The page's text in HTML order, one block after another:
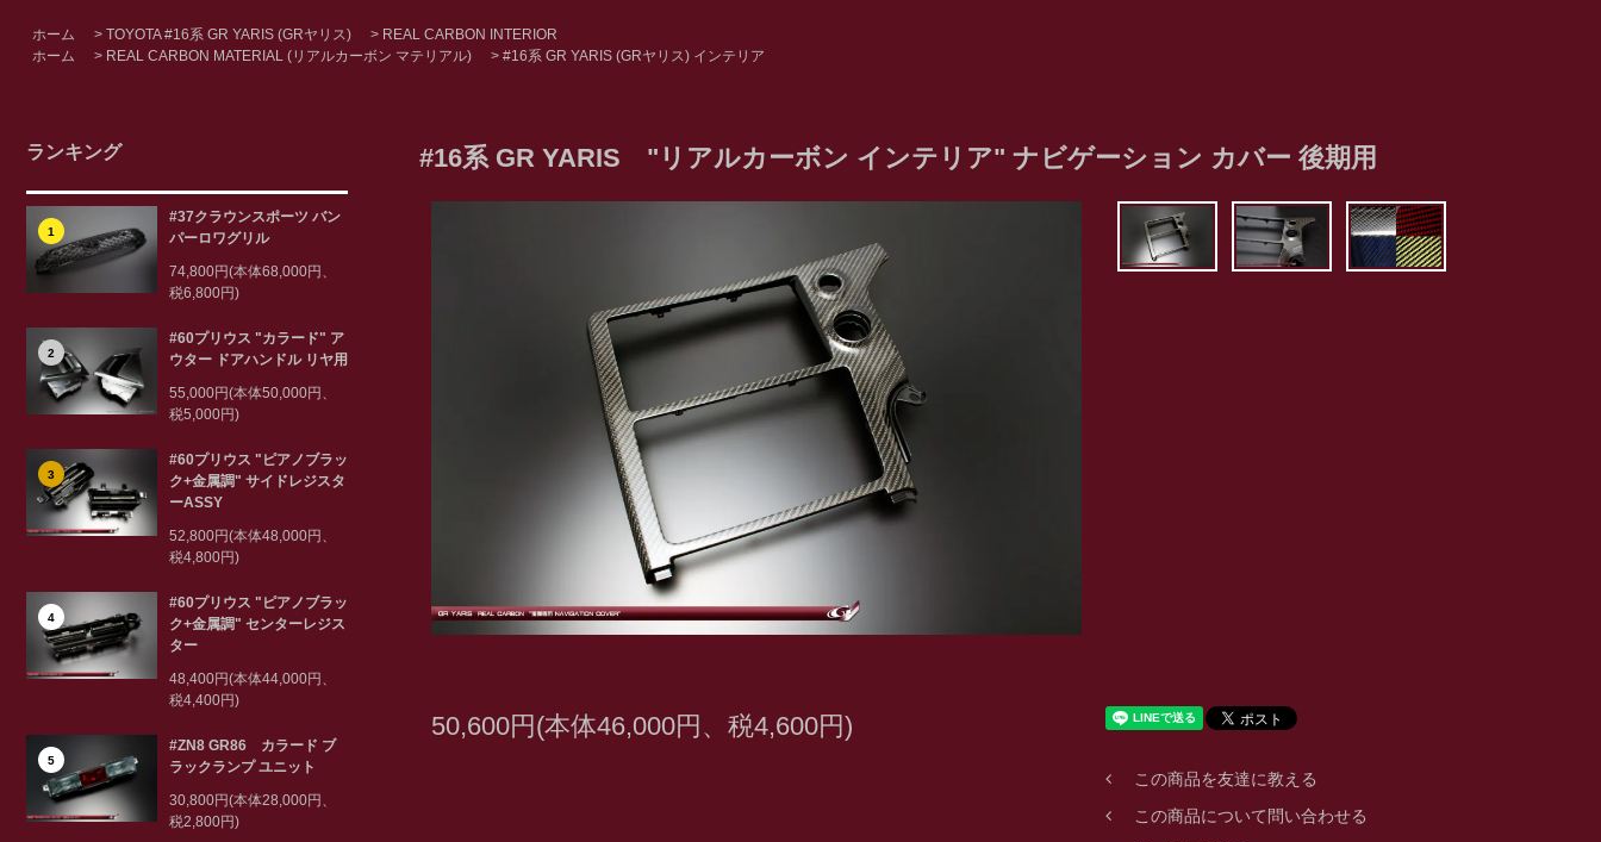
ホーム > TOYOTA #16系 GR YARIS (GRヤリス) > REAL CARBON INTERIOR
ホーム
> REAL CARBON MATERIAL (リアルカーボン マテリアル) > #16系 GR YARIS (GRヤリス) インテリア
ランキング
1
#37クラウンスポーツ バン
パーロワグリル
74,800円(本体68,000円、
税6,800円)
2
#60プリウス "カラード" ア
ウター ドアハンドル リヤ用
55,000円(本体50,000円、
税5,000円)
3
#60プリウス "ピアノブラッ
ク+金属調" サイドレジスタ
ーASSY
52,800円(本体48,000円、
税4,800円)
4
#60プリウス "ピアノブラッ
ク+金属調" センターレジス
ター
48,400円(本体44,000円、
税4,400円)
5
#ZN8 GR86 カラード ブ
ラックランプ ユニット
30,800円(本体28,000円、
税2,800円)
#16系 GR YARIS "リアルカーボン インテリア" ナビゲーション カバー 後期用
50,600円(本体46,000円、税4,600円)
この商品を友達に教える
この商品について問い合わせる